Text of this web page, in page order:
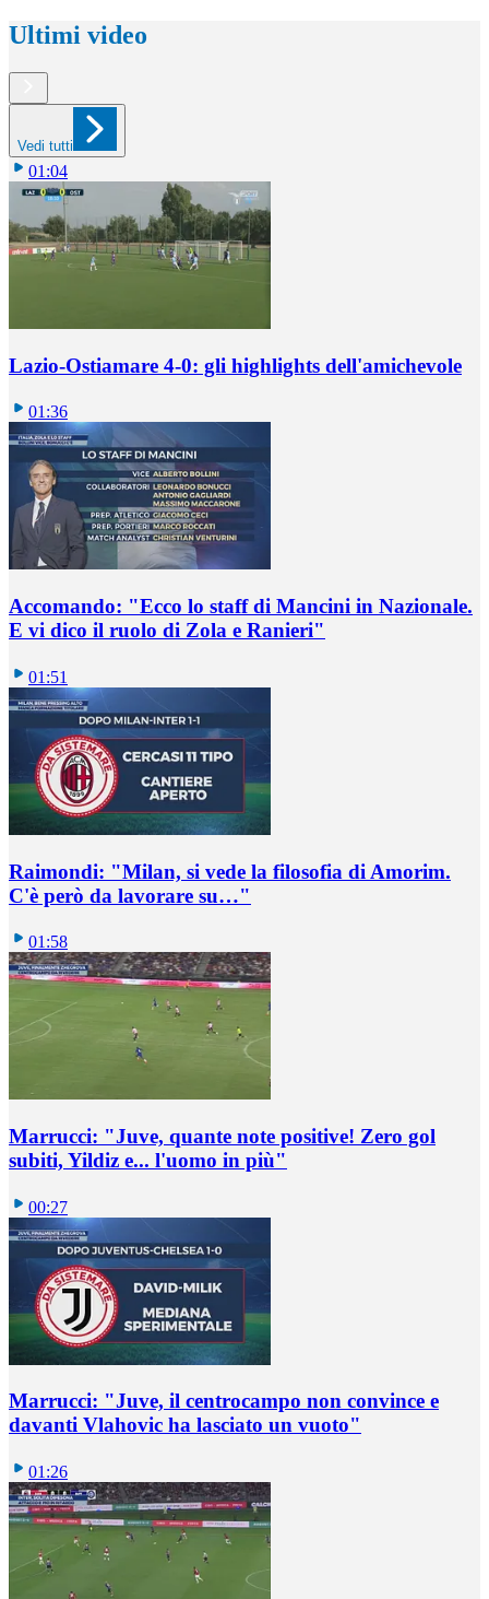
Ultimi video
Vedi tutti
01:04
Lazio-Ostiamare 4-0: gli highlights dell'amichevole
01:36
Accomando: "Ecco lo staff di Mancini in Nazionale.
E vi dico il ruolo di Zola e Ranieri"
01:51
Raimondi: "Milan, si vede la filosofia di Amorim.
C'è però da lavorare su…"
01:58
Marrucci: "Juve, quante note positive! Zero gol
subiti, Yildiz e... l'uomo in più"
00:27
Marrucci: "Juve, il centrocampo non convince e
davanti Vlahovic ha lasciato un vuoto"
01:26